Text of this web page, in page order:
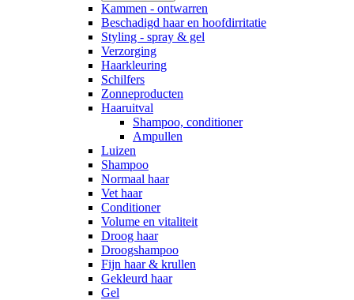
Kammen - ontwarren
Beschadigd haar en hoofdirritatie
Styling - spray & gel
Verzorging
Haarkleuring
Schilfers
Zonneproducten
Haaruitval
Shampoo, conditioner
Ampullen
Luizen
Shampoo
Normaal haar
Vet haar
Conditioner
Volume en vitaliteit
Droog haar
Droogshampoo
Fijn haar & krullen
Gekleurd haar
Gel